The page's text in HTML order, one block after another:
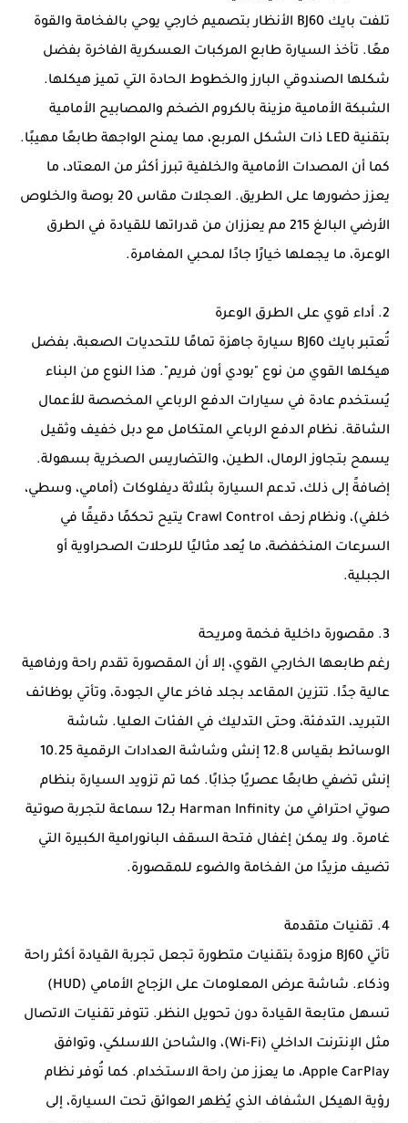
تلفت بايك BJ60 الأنظار بتصميم خارجي يوحي بالفخامة والقوة
معًا. تأخذ السيارة طابع المركبات العسكرية الفاخرة بفضل
شكلها الصندوقي البارز والخطوط الحادة التي تميز هيكلها.
الشبكة الأمامية مزينة بالكروم الضخم والمصابيح الأمامية
بتقنية LED ذات الشكل المربع، مما يمنح الواجهة طابعًا مهيبًا.
كما أن المصدات الأمامية والخلفية تبرز أكثر من المعتاد، ما
يعزز حضورها على الطريق. العجلات مقاس 20 بوصة والخلوص
الأرضي البالغ 215 مم يعززان من قدراتها للقيادة في الطرق
الوعرة، ما يجعلها خيارًا جادًا لمحبي المغامرة.
2. أداء قوي على الطرق الوعرة
تُعتبر بايك BJ60 سيارة جاهزة تمامًا للتحديات الصعبة، بفضل
هيكلها القوي من نوع "بودي أون فريم". هذا النوع من البناء
يُستخدم عادة في سيارات الدفع الرباعي المخصصة للأعمال
الشاقة. نظام الدفع الرباعي المتكامل مع دبل خفيف وثقيل
يسمح بتجاوز الرمال، الطين، والتضاريس الصخرية بسهولة.
إضافةً إلى ذلك، تدعم السيارة بثلاثة ديفلوكات (أمامي، وسطي،
خلفي)، ونظام زحف Crawl Control يتيح تحكمًا دقيقًا في
السرعات المنخفضة، ما يُعد مثاليًا للرحلات الصحراوية أو
الجبلية.
3. مقصورة داخلية فخمة ومريحة
رغم طابعها الخارجي القوي، إلا أن المقصورة تقدم راحة ورفاهية
عالية جدًا. تتزين المقاعد بجلد فاخر عالي الجودة، وتأتي بوظائف
التبريد، التدفئة، وحتى التدليك في الفئات العليا. شاشة
الوسائط بقياس 12.8 إنش وشاشة العدادات الرقمية 10.25
إنش تضفي طابعًا عصريًا جذابًا. كما تم تزويد السيارة بنظام
صوتي احترافي من Harman Infinity بـ12 سماعة لتجربة صوتية
غامرة. ولا يمكن إغفال فتحة السقف البانورامية الكبيرة التي
تضيف مزيدًا من الفخامة والضوء للمقصورة.
4. تقنيات متقدمة
تأتي BJ60 مزودة بتقنيات متطورة تجعل تجربة القيادة أكثر راحة
وذكاء. شاشة عرض المعلومات على الزجاج الأمامي (HUD)
تسهل متابعة القيادة دون تحويل النظر. تتوفر تقنيات الاتصال
مثل الإنترنت الداخلي (Wi-Fi)، والشاحن اللاسلكي، وتوافق
Apple CarPlay، ما يعزز من راحة الاستخدام. كما تُوفر نظام
رؤية الهيكل الشفاف الذي يُظهر العوائق تحت السيارة، إلى